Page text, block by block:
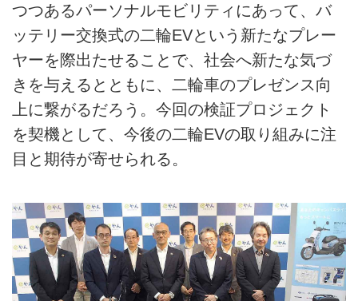
つつあるパーソナルモビリティにあって、バ
ッテリー交換式の二輪EVという新たなプレー
ヤーを際出たせることで、社会へ新たな気づ
きを与えるとともに、二輪車のプレゼンス向
上に繋がるだろう。今回の検証プロジェクト
を契機として、今後の二輪EVの取り組みに注
目と期待が寄せられる。